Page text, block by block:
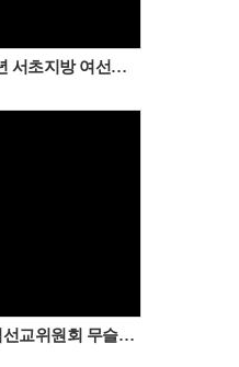
2026.07.14(화)｜ 2026년 서초지방 여선교회 제3계삭회
2026.07.07(화)ㅣ무슬림선교위원회 무슬림 쉼터 방문